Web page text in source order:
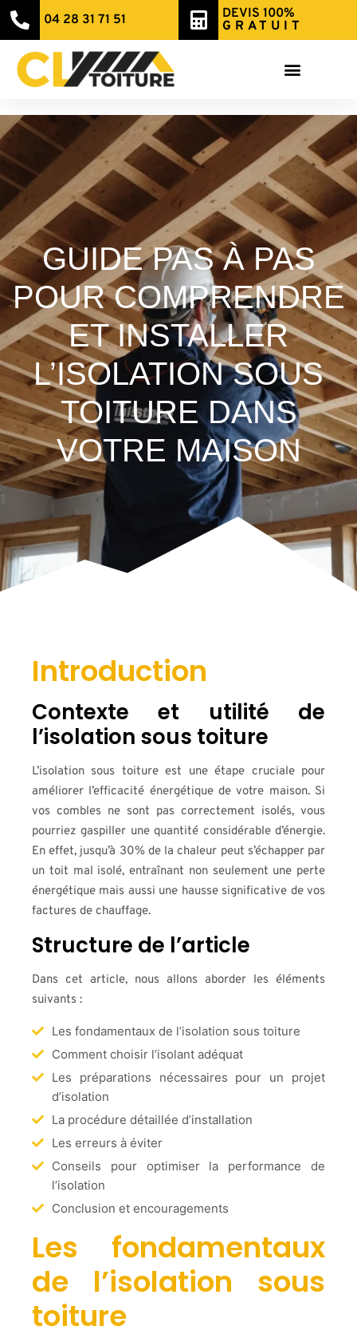
GUIDE PAS À PAS
POUR COMPRENDRE
ET INSTALLER
L’ISOLATION SOUS
TOITURE DANS
VOTRE MAISON
Introduction
Contexte et utilité de
l’isolation sous toiture
L’isolation sous toiture est une étape cruciale pour
améliorer l’efficacité énergétique de votre maison. Si
vos combles ne sont pas correctement isolés, vous
pourriez gaspiller une quantité considérable d’énergie.
En effet, jusqu’à 30% de la chaleur peut s’échapper par
un toit mal isolé, entraînant non seulement une perte
énergétique mais aussi une hausse significative de vos
factures de chauffage.
Structure de l’article
Dans cet article, nous allons aborder les éléments
suivants :
Les fondamentaux de l’isolation sous toiture
Comment choisir l’isolant adéquat
Les préparations nécessaires pour un projet
d’isolation
La procédure détaillée d’installation
Les erreurs à éviter
Conseils pour optimiser la performance de
l’isolation
Conclusion et encouragements
Les fondamentaux
de l’isolation sous
toiture
04 28 31 71 51
DEVIS 100%
GRATUIT